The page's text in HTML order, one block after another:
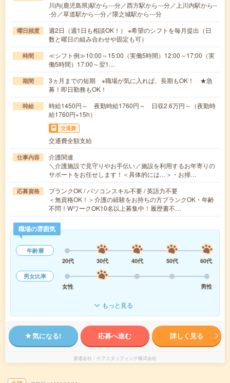
川内(鹿児島県)駅から---分／西方駅から---分／上川内駅から--
-分／草道駅から---分／隈之城駅から---分
曜日頻度
週2日（週1日も相談OK！） ※希望のシフトを毎月提出（日
数と曜日の組み合わせや固定も可）
時間
≪シフト例≫10:00～15:00（実働5時間）12:00～17:00（実
働5時間）17:00～翌1…
期間
3ヵ月までの短期 ※職場が気に入れば、長期もOK！ ★急
募！即日勤務もOK！
時給
時給1450円～ 夜勤時給1760円～ 日収2.6万円～（夜勤時
給1760円×15h）
交通費
交通費全額支給
仕事内容
介護関連
＼介護施設で見守りやお手伝い／施設を利用するお年寄りの
サポートをお任せします！＜具体的には…＞・お掃…
応募資格
ブランクOK / パソコンスキル不要 / 英語力不要
＜無資格OK！＞介護の経験をお持ちの方ブランクOK・年齢
不問！WワークOK10名以上募集中！履歴書不…
職場の雰囲気
年齢層
20代
30代 40代 50代
60代
男女比率
女性
男性
もっと見る
気になる! 応募へ進む 詳しく見る
派遣会社 ケアスタッフィング株式会社